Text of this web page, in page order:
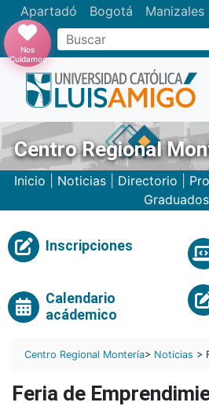
Apartadó Bogotá Manizales
Nos
Cuidamos
Centro Regional
Inicio Noticias| Directorio
Graduados
Inscripciones
Calendario
acádemico
Centro Regional Montería> Noticias >
Feria de